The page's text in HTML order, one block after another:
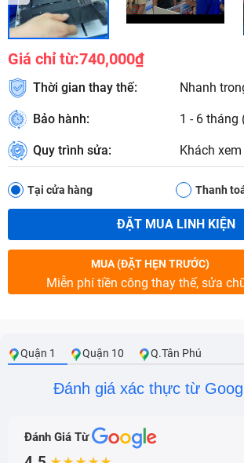
Giá chỉ từ:740,000₫
Thời gian thay thế: Nhanh
Bảo hành: 1 - 6 tháng
Quy trình sửa: Khách
Tại cửa hàng Thanh
ĐẶT MUA LINH KIỆN
MUA (ĐẶT HẸN TRƯỚC)
Miễn phí tiền công thay thế, sửa
Quận 1 Quận 10 Q.Tân Phú
Đánh giá xác thực từ
Đánh Giá Từ